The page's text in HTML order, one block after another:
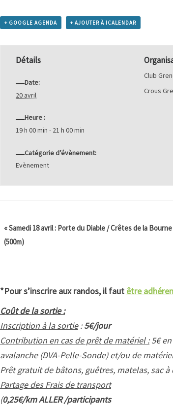
+ GOOGLE AGENDA + AJOUTER À ICALENDAR
Détails
Date:
20 avril
Heure :
19 h 00 min - 21 h 00 min
Catégorie d’évènement:
Evènement
Club
Crous
«Samedi 18 avril : Porte du Diable / Crêtes de la Bourne
(500m)
*Pour s’inscrire aux randos, il faut être
Coût de la sortie :
Inscription à la sortie:5€/jour
Contribution en cas de prêt de matériel :5€ en
avalanche (DVA-Pelle-Sonde) et/ou de
Prêt gratuit de bâtons, guêtres, matelas, sac
Partage des Frais de transport
(0,25€/km ALLER /participants